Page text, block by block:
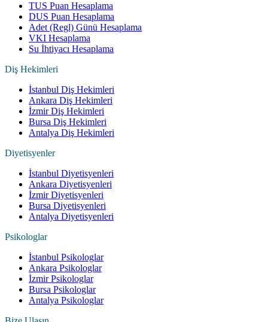
TUS Puan Hesaplama
DUS Puan Hesaplama
Adet (Regl) Günü Hesaplama
VKI Hesaplama
Su İhtiyacı Hesaplama
Diş Hekimleri
İstanbul Diş Hekimleri
Ankara Diş Hekimleri
İzmir Diş Hekimleri
Bursa Diş Hekimleri
Antalya Diş Hekimleri
Diyetisyenler
İstanbul Diyetisyenleri
Ankara Diyetisyenleri
İzmir Diyetisyenleri
Bursa Diyetisyenleri
Antalya Diyetisyenleri
Psikologlar
İstanbul Psikologlar
Ankara Psikologlar
İzmir Psikologlar
Bursa Psikologlar
Antalya Psikologlar